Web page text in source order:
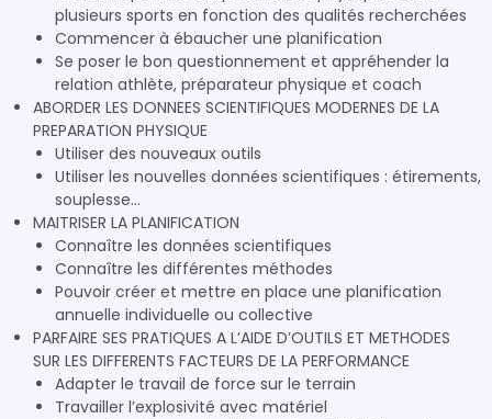
plusieurs sports en fonction des qualités recherchées
Commencer à ébaucher une planification
Se poser le bon questionnement et appréhender la
relation athlète, préparateur physique et coach
ABORDER LES DONNEES SCIENTIFIQUES MODERNES DE LA
PREPARATION PHYSIQUE
Utiliser des nouveaux outils
Utiliser les nouvelles données scientifiques : étirements,
souplesse…
MAITRISER LA PLANIFICATION
Connaître les données scientifiques
Connaître les différentes méthodes
Pouvoir créer et mettre en place une planification
annuelle individuelle ou collective
PARFAIRE SES PRATIQUES A L’AIDE D’OUTILS ET METHODES
SUR LES DIFFERENTS FACTEURS DE LA PERFORMANCE
Adapter le travail de force sur le terrain
Travailler l’explosivité avec matériel